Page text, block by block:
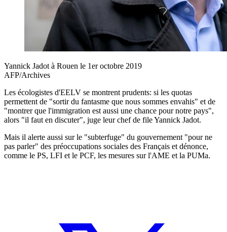
Yannick Jadot à Rouen le 1er octobre 2019
AFP/Archives
Les écologistes d'EELV se montrent prudents: si les quotas
permettent de "sortir du fantasme que nous sommes envahis" et de
"montrer que l'immigration est aussi une chance pour notre pays",
alors "il faut en discuter", juge leur chef de file Yannick Jadot.
Mais il alerte aussi sur le "subterfuge" du gouvernement "pour ne
pas parler" des préoccupations sociales des Français et dénonce,
comme le PS, LFI et le PCF, les mesures sur l'AME et la PUMa.